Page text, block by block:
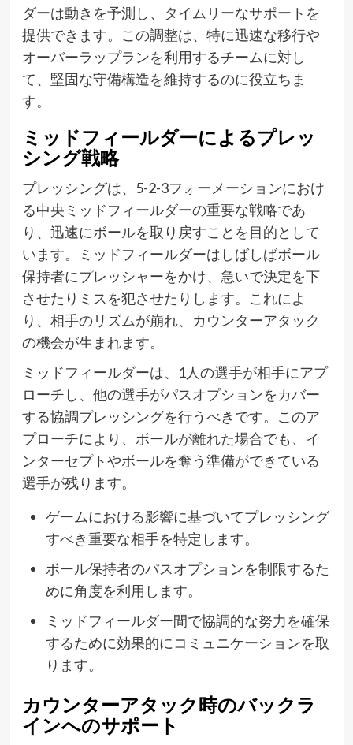
ダーは動きを予測し、タイムリーなサポートを
提供できます。この調整は、特に迅速な移行や
オーバーラップランを利用するチームに対し
て、堅固な守備構造を維持するのに役立ちま
す。
ミッドフィールダーによるプレッ
シング戦略
プレッシングは、5-2-3フォーメーションにおけ
る中央ミッドフィールダーの重要な戦略であ
り、迅速にボールを取り戻すことを目的として
います。ミッドフィールダーはしばしばボール
保持者にプレッシャーをかけ、急いで決定を下
させたりミスを犯させたりします。これによ
り、相手のリズムが崩れ、カウンターアタック
の機会が生まれます。
ミッドフィールダーは、1人の選手が相手にアプ
ローチし、他の選手がパスオプションをカバー
する協調プレッシングを行うべきです。このア
プローチにより、ボールが離れた場合でも、イ
ンターセプトやボールを奪う準備ができている
選手が残ります。
ゲームにおける影響に基づいてプレッシング
すべき重要な相手を特定します。
ボール保持者のパスオプションを制限するた
めに角度を利用します。
ミッドフィールダー間で協調的な努力を確保
するために効果的にコミュニケーションを取
ります。
カウンターアタック時のバックラ
インへのサポート